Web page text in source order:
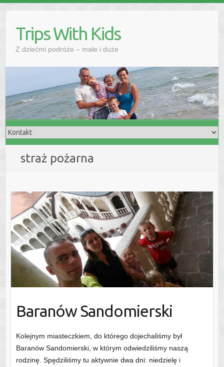
Trips With Kids
Z dziećmi podróże – małe i duże
straż pożarna
Baranów Sandomierski
Kolejnym miasteczkiem, do którego dojechaliśmy był
Baranów Sandomierski, w którym odwiedziliśmy naszą
rodzinę. Spędziliśmy tu aktywnie dwa dni: niedzielę i